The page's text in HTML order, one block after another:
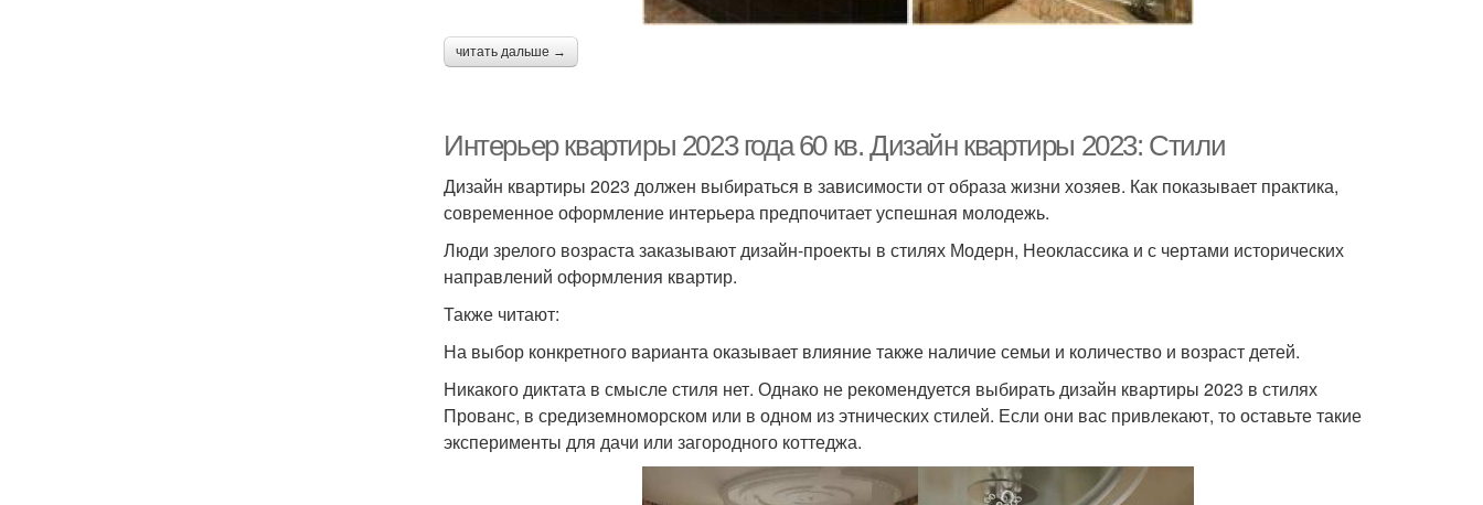
читать дальше →
Интерьер квартиры 2023 года 60 кв. Дизайн квартиры 2023: Стили
Дизайн квартиры 2023 должен выбираться в зависимости от образа жизни хозяев. Как показывает практика,
современное оформление интерьера предпочитает успешная молодежь.
Люди зрелого возраста заказывают дизайн-проекты в стилях Модерн, Неоклассика и с чертами исторических
направлений оформления квартир.
Также читают:
На выбор конкретного варианта оказывает влияние также наличие семьи и количество и возраст детей.
Никакого диктата в смысле стиля нет. Однако не рекомендуется выбирать дизайн квартиры 2023 в стилях
Прованс, в средиземноморском или в одном из этнических стилей. Если они вас привлекают, то оставьте такие
эксперименты для дачи или загородного коттеджа.